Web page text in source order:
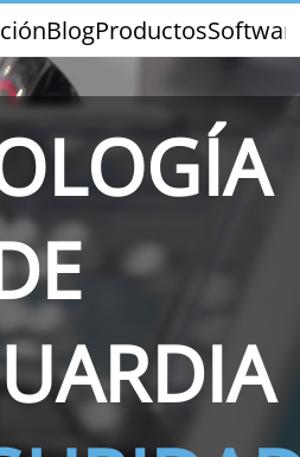
BlogProductos
PH210-FFV